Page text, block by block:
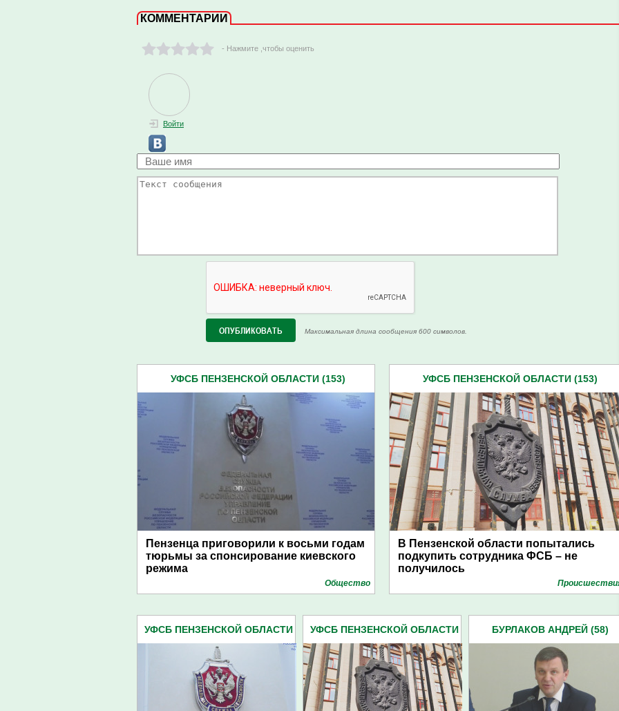
КОММЕНТАРИИ
- Нажмите ,чтобы оценить
Войти
Максимальная длина сообщения 600 символов.
УФСБ ПЕНЗЕНСКОЙ ОБЛАСТИ (153)
Пензенца приговорили к восьми годам
тюрьмы за спонсирование киевского
режима
Общество
УФСБ ПЕНЗЕНСКОЙ ОБЛАСТИ (153)
В Пензенской области попытались
подкупить сотрудника ФСБ – не
получилось
УФСБ ПЕНЗЕНСКОЙ ОБЛАСТИ
УФСБ ПЕНЗЕНСКОЙ ОБЛАСТИ
БУРЛАКОВ АНДРЕЙ (58)